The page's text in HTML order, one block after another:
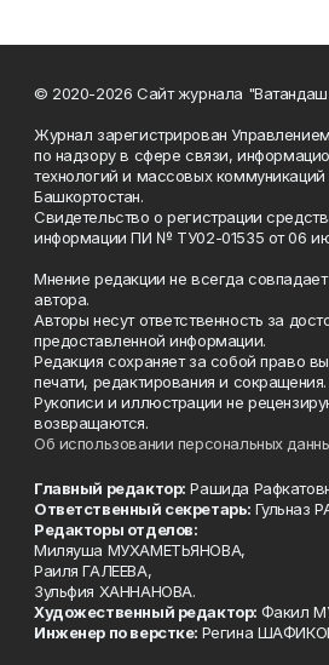
© 2020-2026 Сайт журнала
Журнал зарегистрирован
по надзору в сфере связи,
технологий и массовых коммуникаций
Башкортостан.
Свидетельство о регистрации
информации ПИ № ТУ02-01535 от 06
Мнение редакции не всегда совпадает
автора.
Авторы несут ответственность за
предоставленной информации.
Редакция сохраняет за собой право
печати, редактирования и сокращения.
Рукописи и иллюстрации не
возвращаются.
Об использовании персональных
Главный редактор: Рашида
Ответственный секретарь: Гульназ
Редакторы отделов:
Миляуша МУХАМЕТЬЯНОВА,
Раиля ГАЛЕЕВА,
Зульфия ХАННАНОВА.
Художественный редактор: Факил
Инженер по верстке: Регина